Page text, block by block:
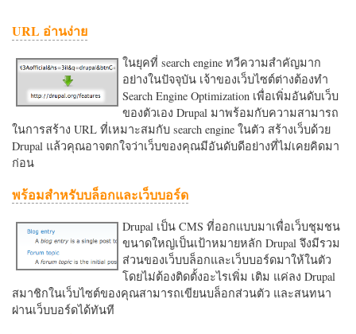
URL อ่านง่าย
ในยุคที่ search engine ทวีความสำคัญมาก
อย่างในปัจจุบัน เจ้าของเว็บไซต์ต่างต้องทำ
Search Engine Optimization เพื่อเพิ่มอันดับเว็บ
ของตัวเอง Drupal มาพร้อมกับความสามารถ
ในการสร้าง URL ที่เหมาะสมกับ search engine ในตัว สร้างเว็บด้วย
Drupal แล้วคุณอาจตกใจว่าเว็บของคุณมีอันดับดีอย่างที่ไม่เคยคิดมา
ก่อน
พร้อมสำหรับบล็อกและเว็บบอร์ด
Drupal เป็น CMS ที่ออกแบบมาเพื่อเว็บชุมชน
ขนาดใหญ่เป็นเป้าหมายหลัก Drupal จึงมีรวม
ส่วนของเว็บบล็อกและเว็บบอร์ดมาให้ในตัว
โดยไม่ต้องติดตั้งอะไรเพิ่ม เติม แค่ลง Drupal
สมาชิกในเว็บไซต์ของคุณสามารถเขียนบล็อกส่วนตัว และสนทนา
ผ่านเว็บบอร์ดได้ทันที